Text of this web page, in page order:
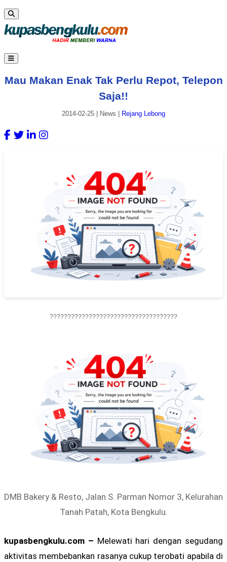
Mau Makan Enak Tak Perlu Repot, Telepon
Saja!!
2014-02-25 News Rejang Lebong
????????????????????????????????????
DMB Bakery & Resto, Jalan S. Parman Nomor 3, Kelurahan
Tanah Patah, Kota Bengkulu.
kupasbengkulu.com – Melewati hari dengan segudang
aktivitas membebankan rasanya cukup terobati apabila di